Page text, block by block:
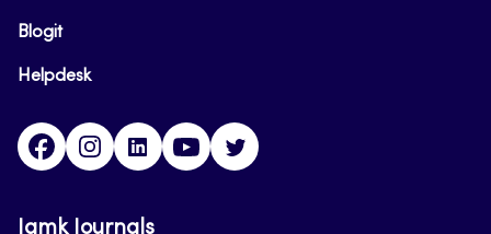
Blogit
Helpdesk
FacebookInstagram
LinkedInYoutube